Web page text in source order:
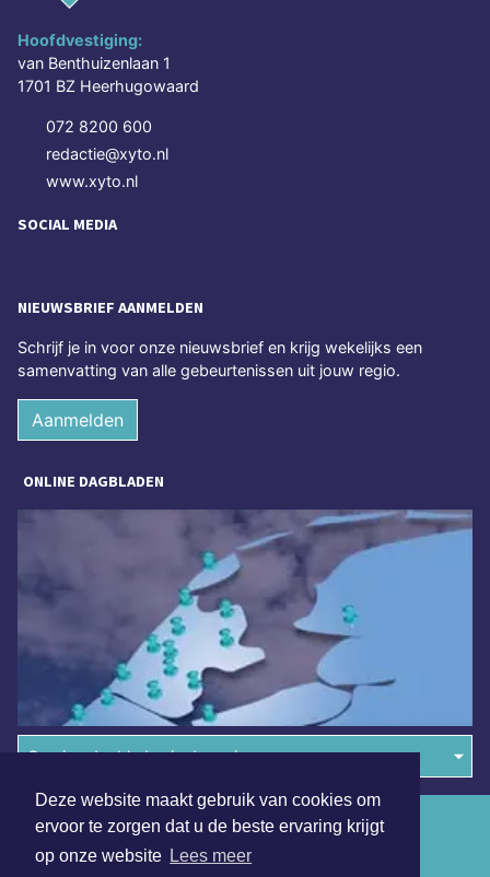
Deze website maakt gebruik van cookies om
ervoor te zorgen dat u de beste ervaring krijgt
op onze website Lees meer
Hoofdvestiging:
van Benthuizenlaan 1
1701 BZ Heerhugowaard
072 8200 600
redactie@xyto.nl
www.xyto.nl
SOCIAL MEDIA
NIEUWSBRIEF AANMELDEN
Schrijf je in voor onze nieuwsbrief en krijg wekelijks een
samenvatting van alle gebeurtenissen uit jouw regio.
Aanmelden
ONLINE DAGBLADEN
Overige dagbladen in de regio
Algemene voorwaarden
Disclaimer